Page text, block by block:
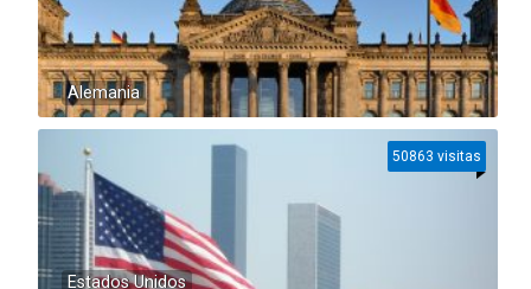
Alemania
Estados Unidos
50863 visitas